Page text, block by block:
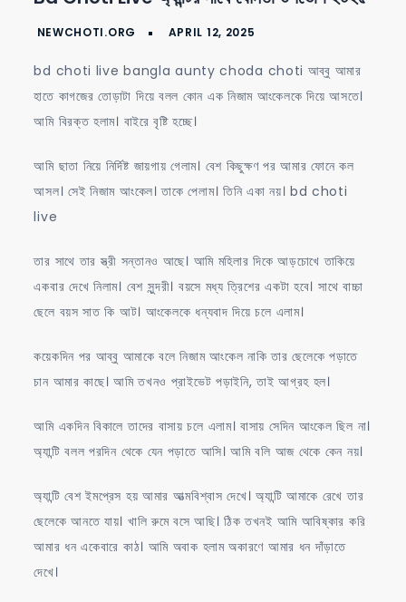
choti
live
২০২৫
bd choti live bangla aunty choda choti আব্বু আমার
হাতে কাগজের তোড়াটা দিয়ে বলল কোন এক নিজাম আংকেলকে দিয়ে আসতে।
আমি বিরক্ত হলাম। বাইরে বৃষ্টি হচ্ছে।
আমি ছাতা নিয়ে নির্দিষ্ট জায়গায় গেলাম। বেশ কিছুক্ষণ পর আমার ফোনে কল
আসল। সেই নিজাম আংকেল। তাকে পেলাম। তিনি একা নয়। bd choti
live
তার সাথে তার স্ত্রী সন্তানও আছে। আমি মহিলার দিকে আড়চোখে তাকিয়ে
একবার দেখে নিলাম। বেশ সুন্দরী। বয়সে মধ্য ত্রিশের একটা হবে। সাথে বাচ্চা
ছেলে বয়স সাত কি আট। আংকেলকে ধন্যবাদ দিয়ে চলে এলাম।
কয়েকদিন পর আব্বু আমাকে বলে নিজাম আংকেল নাকি তার ছেলেকে পড়াতে
চান আমার কাছে। আমি তখনও প্রাইভেট পড়াইনি, তাই আগ্রহ হল।
আমি একদিন বিকালে তাদের বাসায় চলে এলাম। বাসায় সেদিন আংকেল ছিল না।
অ্যান্টি বলল পরদিন থেকে যেন পড়াতে আসি। আমি বলি আজ থেকে কেন নয়।
অ্যান্টি বেশ ইমপ্রেস হয় আমার আত্মবিশ্বাস দেখে। অ্যান্টি আমাকে রেখে তার
ছেলেকে আনতে যায়। খালি রুমে বসে আছি। ঠিক তখনই আমি আবিষ্কার করি
আমার ধন একেবারে কাঠ। আমি অবাক হলাম অকারণে আমার ধন দাঁড়াতে
দেখে।